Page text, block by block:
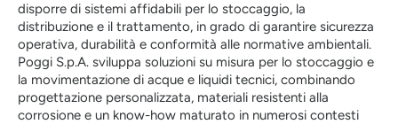
disporre di sistemi affidabili per lo stoccaggio, la
distribuzione e il trattamento, in grado di garantire sicurezza
operativa, durabilità e conformità alle normative ambientali.
Poggi S.p.A. sviluppa soluzioni su misura per lo stoccaggio e
la movimentazione di acque e liquidi tecnici, combinando
progettazione personalizzata, materiali resistenti alla
corrosione e un know-how maturato in numerosi contesti